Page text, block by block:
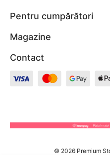
Pentru cumpărători
Magazine
Contact
© 2026 Premium